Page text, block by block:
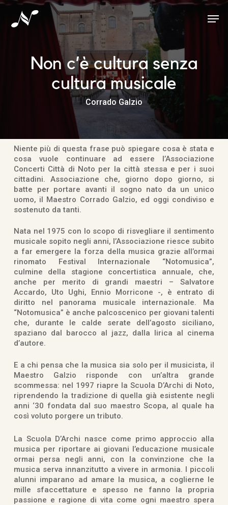
Skip
main
Non c’è cultura senza
cultura musicale
Corrado Galzio
Niente più di questa frase può spiegare cosa è stata e
cosa vuole continuare ad essere l’Associazione
Concerti Città di Noto per la città stessa e per i suoi
cittadini. Associazione che, giorno dopo giorno, si
batte per portare avanti il sogno nato da un unico
uomo, il Maestro Corrado Galzio, ed oggi condiviso e
sostenuto da tanti.
Nata nel 1975 con lo scopo di risvegliare il sentimento
musicale sopito negli anni, l’Associazione riesce subito
a far emergere la forza della musica grazie all’ormai
rinomato Festival Internazionale “Notomusica”,
culmine della stagione concertistica annuale, che,
anche per merito di grandi maestri – Salvatore
Accardo, Uto Ughi, Ennio Morricone -, è entrato di
diritto nel panorama musicale internazionale. Ma
“Notomusica” è anche palcoscenico per giovani talenti
che, durante le calde serate dell’agosto siciliano,
spaziano dal barocco al jazz, dalla lirica al cinema
d’autore.
E a chi pensa che la musica sia solo per il musicista, il
Maestro Galzio risponde con un’altra grande
scommessa: nel 1997 riapre la Scuola D’Archi di Noto,
riprendendo la tradizione di quella già esistente negli
anni ‘30 fondata dal suo maestro Scopa, al quale ha
così voluto porgere un tributo.
La Scuola D’Archi nasce come primo approccio alla
musica per riportare ai giovani l’educazione musicale
ormai persa negli anni, con la convinzione che la
musica serva innanzitutto a vivere in armonia. I piccoli
alunni imparano ad amare la musica, a coglierne le
mille sfaccettature e spesso ne fanno la propria
passione e ragione di vita come ogni maestro spera